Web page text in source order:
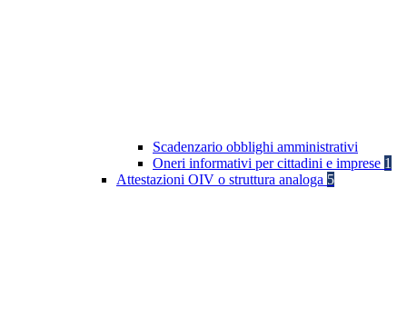
Scadenzario obblighi amministrativi
Oneri informativi per cittadini e imprese 1
Attestazioni OIV o struttura analoga 5